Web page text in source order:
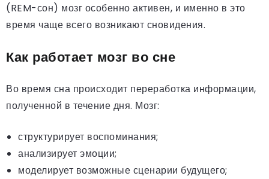
(REM-сон) мозг особенно активен, и именно в это
время чаще всего возникают сновидения.
Как работает мозг во сне
Во время сна происходит переработка информации,
полученной в течение дня. Мозг:
структурирует воспоминания;
анализирует эмоции;
моделирует возможные сценарии будущего;